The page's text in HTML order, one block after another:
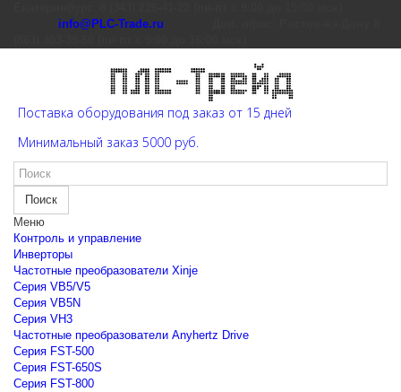
info@PLC-Trade.ru
Поставка оборудования под заказ от 15 дней
Минимальный заказ 5000 руб.
Поиск
Меню
Контроль и управление
Инверторы
Частотные преобразователи Xinje
Cерия VB5/V5
Cерия VB5N
Cерия VH3
Частотные преобразователи Anyhertz Drive
Серия FST-500
Серия FST-650S
Серия FST-800